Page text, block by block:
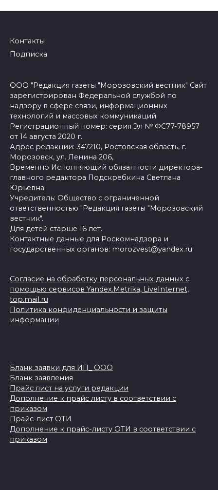
Контакты
Подписка
ООО "Редакция газеты "Морозовский вестник" Сайт
зарегистрирован Федеральной службой по
надзору в сфере связи, информационных
технологий и массовых коммуникаций.
Регистрационный номер: серия Эл № ФС77-78957
от 14 августа 2020 г.
Адрес редакции: 347210, Ростовская область, г.
Морозовск, ул. Ленина 206,
Временно Исполняющий обязанности директора-
главного редактора Подскребкина Светлана
Юрьевна
Учредитель: Общество с ограниченной
ответственностью "Редакция газеты "Морозовский
вестник".
Для детей старше 16 лет.
Контактные данные для Роскомнадзора и
государственных органов: morozvest@yandex.ru
Согласие на обработку персональных данных с
помощью сервисов Yandex.Metrika, LiveInternet,
top.mail.ru
Политика конфиденциальности и защиты
информации
Бланк заявки для ИП_ ООО
Бланк заявления
Прайс лист на услуги редакции
Дополнение к прайс листу в соответствии с
приказом
Прайс-лист ОТИ
Дополнение к прайс-листу ОТИ в соответствии с
приказом